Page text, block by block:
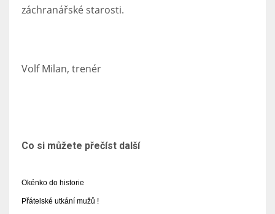
záchranářské starosti.
Volf Milan, trenér
Co si můžete přečíst další
Okénko do historie
Přátelské utkání mužů !